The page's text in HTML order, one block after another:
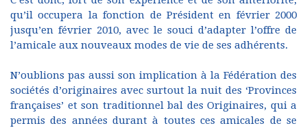
qu’il occupera la fonction de Président en février 2000
jusqu’en février 2010, avec le souci d’adapter l’offre de
l’amicale aux nouveaux modes de vie de ses adhérents.
N’oublions pas aussi son implication à la Fédération des
sociétés d’originaires avec surtout la nuit des ‘Provinces
françaises’ et son traditionnel bal des Originaires, qui a
permis des années durant à toutes ces amicales de se